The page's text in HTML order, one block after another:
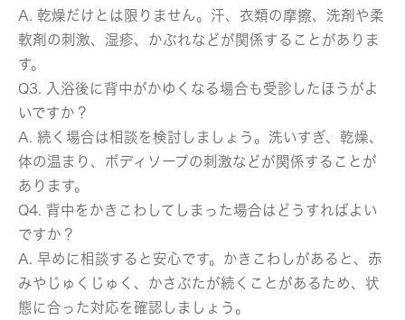
A. 乾燥だけとは限りません。汗、衣類の摩擦、洗剤や柔
軟剤の刺激、湿疹、かぶれなどが関係することがありま
す。
Q3. 入浴後に背中がかゆくなる場合も受診したほうがよ
いですか？
A. 続く場合は相談を検討しましょう。洗いすぎ、乾燥、
体の温まり、ボディソープの刺激などが関係することが
あります。
Q4. 背中をかきこわしてしまった場合はどうすればよい
ですか？
A. 早めに相談すると安心です。かきこわしがあると、赤
みやじゅくじゅく、かさぶたが続くことがあるため、状
態に合った対応を確認しましょう。